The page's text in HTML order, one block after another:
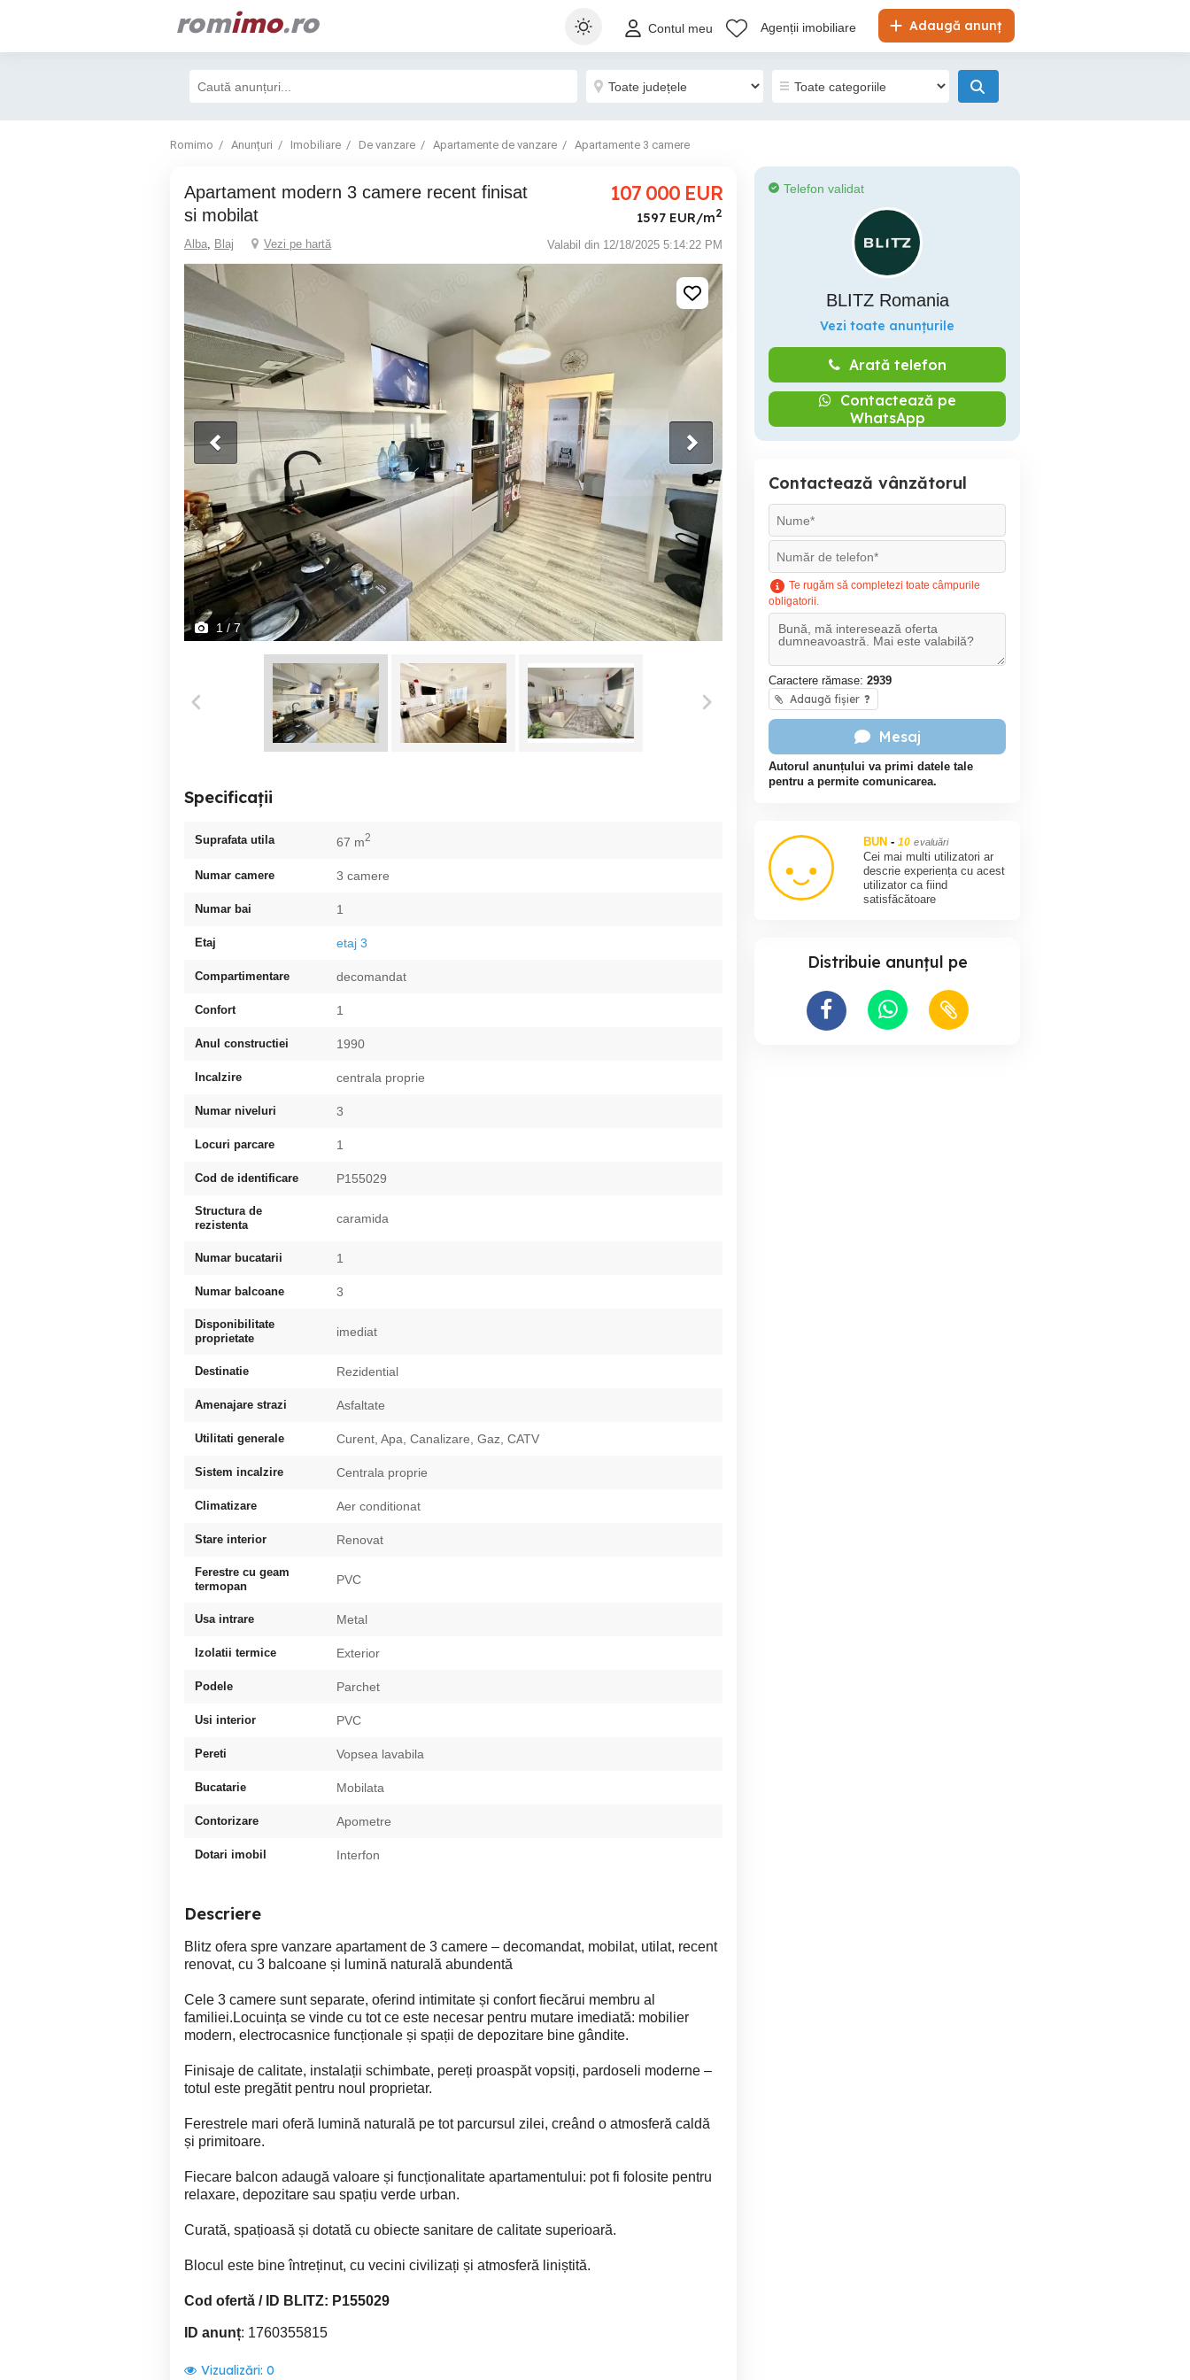
romimo.ro Adaugă anunț
Contul meu Agenții imobiliare
Romimo Anunțuri Imobiliare De vanzare Apartamente de vanzare Apartamente 3 camere
Apartament modern 3 camere recent finisat
si mobilat
107 000 EUR
1597 EUR/m2
Alba, Blaj Vezi pe hartă Valabil din 12/18/2025 5:14:22 PM
1 / 7
Specificații
Suprafata utila 67 m2
Numar camere 3 camere
Numar bai 1
Etaj etaj 3
Compartimentare decomandat
Confort 1
Anul constructiei 1990
Incalzire centrala proprie
Numar niveluri 3
Locuri parcare 1
Cod de identificare P155029
Structura de
rezistenta
caramida
Numar bucatarii 1
Numar balcoane 3
Disponibilitate
proprietate
imediat
Destinatie Rezidential
Amenajare strazi Asfaltate
Utilitati generale Curent, Apa, Canalizare, Gaz, CATV
Sistem incalzire Centrala proprie
Climatizare Aer conditionat
Stare interior Renovat
Ferestre cu geam
termopan
PVC
Usa intrare Metal
Izolatii termice Exterior
Podele Parchet
Usi interior PVC
Pereti Vopsea lavabila
Bucatarie Mobilata
Contorizare Apometre
Dotari imobil Interfon
Descriere
Blitz ofera spre vanzare apartament de 3 camere – decomandat, mobilat, utilat, recent
renovat, cu 3 balcoane și lumină naturală abundentă
Cele 3 camere sunt separate, oferind intimitate și confort fiecărui membru al
familiei.Locuința se vinde cu tot ce este necesar pentru mutare imediată: mobilier
modern, electrocasnice funcționale și spații de depozitare bine gândite.
Finisaje de calitate, instalații schimbate, pereți proaspăt vopsiți, pardoseli moderne –
totul este pregătit pentru noul proprietar.
Ferestrele mari oferă lumină naturală pe tot parcursul zilei, creând o atmosferă caldă
și primitoare.
Fiecare balcon adaugă valoare și funcționalitate apartamentului: pot fi folosite pentru
relaxare, depozitare sau spațiu verde urban.
Curată, spațioasă și dotată cu obiecte sanitare de calitate superioară.
Blocul este bine întreținut, cu vecini civilizați și atmosferă liniștită.
Cod ofertă / ID BLITZ: P155029
ID anunț: 1760355815
Vizualizări: 0
Telefon validat
BLITZ Romania
Vezi toate anunțurile
Arată telefon
Contactează pe
WhatsApp
Contactează vânzătorul
Te rugăm să completezi toate câmpurile
obligatorii.
Caractere rămase: 2939
Adaugă fișier ?
Mesaj
Autorul anunțului va primi datele tale
pentru a permite comunicarea.
BUN- 10 evaluări
Cei mai multi utilizatori ar
descrie experiența cu acest
utilizator ca fiind
satisfăcătoare
Distribuie anunțul pe